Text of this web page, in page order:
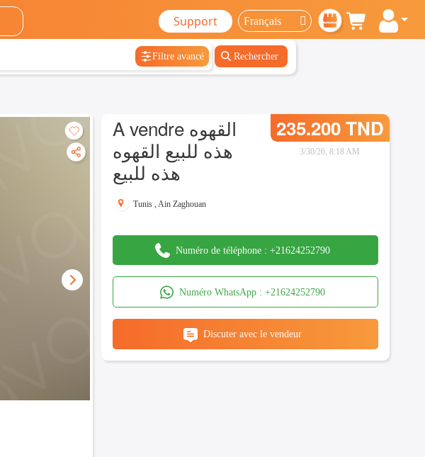
Support
Filtre avancé Rechercher
A vendre القهوه
هذه للبيع القهوه
هذه للبيع
235.200 TND
3/30/26, 8:18 AM
Tunis ,Ain Zaghouan
Numéro de téléphone :+21624252790
Numéro WhatsApp : +21624252790
Discuter avec le vendeur